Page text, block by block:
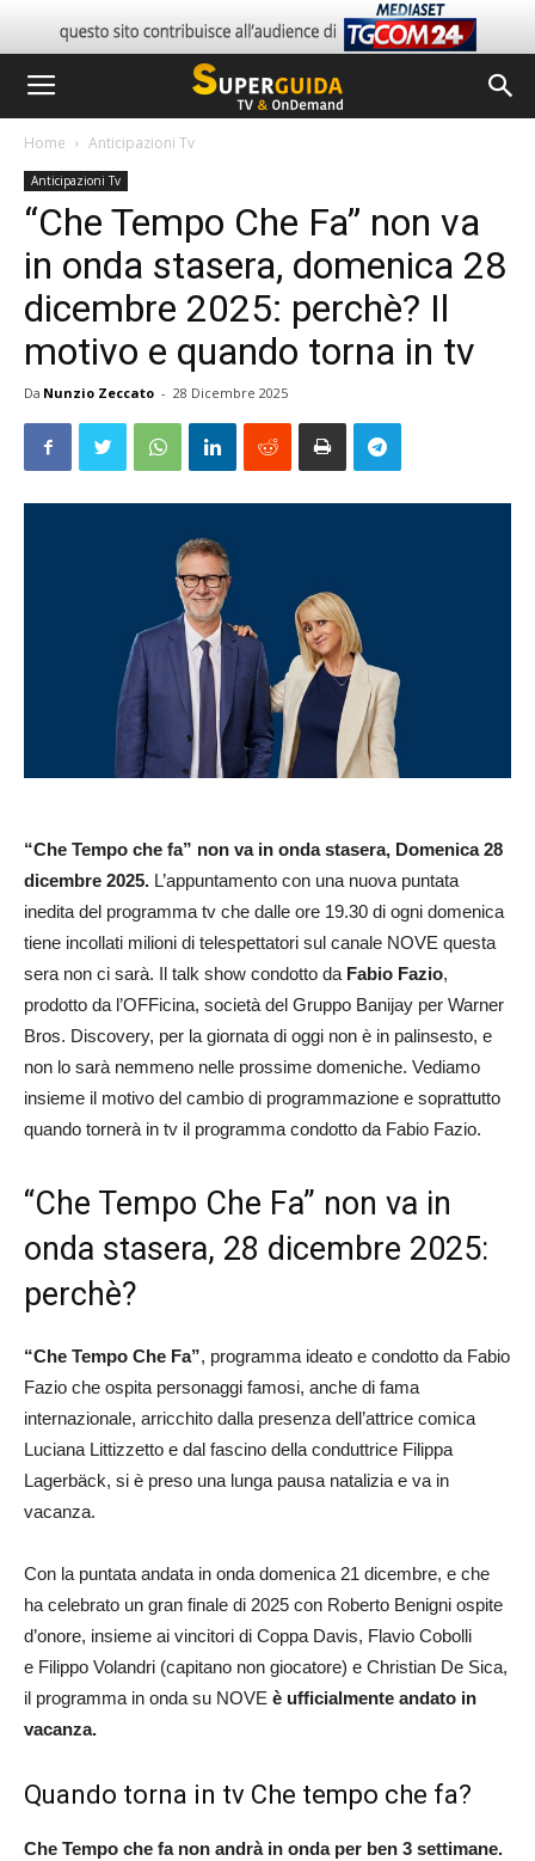
Home Anticipazioni Tv
Anticipazioni Tv
“Che Tempo Che Fa” non va
in onda stasera, domenica 28
dicembre 2025: perchè? Il
motivo e quando torna in tv
Da Nunzio Zeccato - 28 Dicembre 2025
“Che Tempo che fa” non va in onda stasera, Domenica 28
dicembre 2025. L’appuntamento con una nuova puntata
inedita del programma tv che dalle ore 19.30 di ogni domenica
tiene incollati milioni di telespettatori sul canale NOVE questa
sera non ci sarà. Il talk show condotto da Fabio Fazio,
prodotto da l’OFFicina, società del Gruppo Banijay per Warner
Bros. Discovery, per la giornata di oggi non è in palinsesto, e
non lo sarà nemmeno nelle prossime domeniche. Vediamo
insieme il motivo del cambio di programmazione e soprattutto
quando tornerà in tv il programma condotto da Fabio Fazio.
“Che Tempo Che Fa” non va in
onda stasera, 28 dicembre 2025:
perchè?
“Che Tempo Che Fa”, programma ideato e condotto da Fabio
Fazio che ospita personaggi famosi, anche di fama
internazionale, arricchito dalla presenza dell’attrice comica
Luciana Littizzetto e dal fascino della conduttrice Filippa
Lagerbäck, si è preso una lunga pausa natalizia e va in
vacanza.
Con la puntata andata in onda domenica 21 dicembre, e che
ha celebrato un gran finale di 2025 con Roberto Benigni ospite
d’onore, insieme ai vincitori di Coppa Davis, Flavio Cobolli
e Filippo Volandri (capitano non giocatore) e Christian De Sica,
il programma in onda su NOVE è ufficialmente andato in
vacanza.
Quando torna in tv Che tempo che fa?
Che Tempo che fa non andrà in onda per ben 3 settimane.